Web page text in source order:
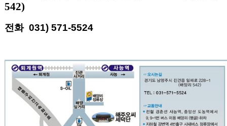
542)
전화 031) 571-5524